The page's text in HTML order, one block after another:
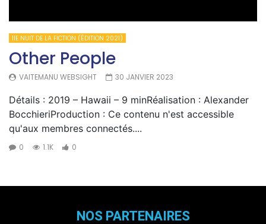
11E NUIT DE LA FICTION (ÉDITION 2021)
Other People
VAITEMANU WEBSIGHT 30 JANVIER 2023
Détails : 2019 – Hawaii – 9 minRéalisation : Alexander
BocchieriProduction : Ce contenu n'est accessible
qu'aux membres connectés....
0 1.1K 0
NOS PARTENAIRES